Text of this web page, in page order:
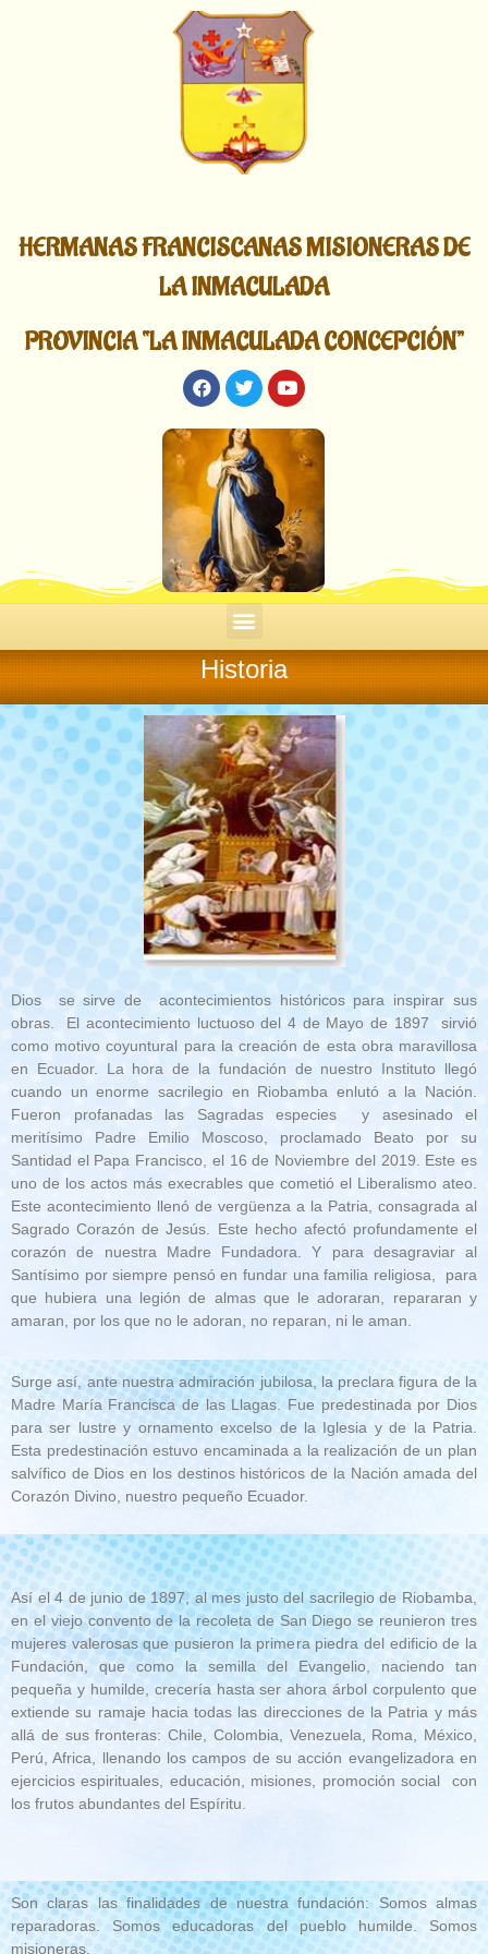
HERMANAS FRANCISCANAS MISIONERAS DE
LA INMACULADA
PROVINCIA “LA INMACULADA CONCEPCIÓN”
Historia
Dios se sirve de acontecimientos históricos para inspirar sus
obras. El acontecimiento luctuoso del 4 de Mayo de 1897 sirvió
como motivo coyuntural para la creación de esta obra maravillosa
en Ecuador. La hora de la fundación de nuestro Instituto llegó
cuando un enorme sacrilegio en Riobamba enlutó a la Nación.
Fueron profanadas las Sagradas especies y asesinado el
meritísimo Padre Emilio Moscoso, proclamado Beato por su
Santidad el Papa Francisco, el 16 de Noviembre del 2019. Este es
uno de los actos más execrables que cometió el Liberalismo ateo.
Este acontecimiento llenó de vergüenza a la Patria, consagrada al
Sagrado Corazón de Jesús. Este hecho afectó profundamente el
corazón de nuestra Madre Fundadora. Y para desagraviar al
Santísimo por siempre pensó en fundar una familia religiosa, para
que hubiera una legión de almas que le adoraran, repararan y
amaran, por los que no le adoran, no reparan, ni le aman.
Surge así, ante nuestra admiración jubilosa, la preclara figura de la
Madre María Francisca de las Llagas. Fue predestinada por Dios
para ser lustre y ornamento excelso de la Iglesia y de la Patria.
Esta predestinación estuvo encaminada a la realización de un plan
salvífico de Dios en los destinos históricos de la Nación amada del
Corazón Divino, nuestro pequeño Ecuador.
Así el 4 de junio de 1897, al mes justo del sacrilegio de Riobamba,
en el viejo convento de la recoleta de San Diego se reunieron tres
mujeres valerosas que pusieron la primera piedra del edificio de la
Fundación, que como la semilla del Evangelio, naciendo tan
pequeña y humilde, crecería hasta ser ahora árbol corpulento que
extiende su ramaje hacia todas las direcciones de la Patria y más
allá de sus fronteras: Chile, Colombia, Venezuela, Roma, México,
Perú, Africa, llenando los campos de su acción evangelizadora en
ejercicios espirituales, educación, misiones, promoción social con
los frutos abundantes del Espíritu.
Son claras las finalidades de nuestra fundación: Somos almas
reparadoras. Somos educadoras del pueblo humilde. Somos
misioneras.